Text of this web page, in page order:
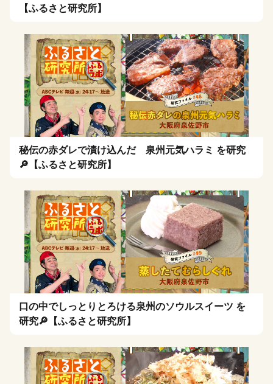
【ふるさと研究所】
秘伝の赤ダレで漬け込んだ 泉州元気ハラミ を研究
🔎【ふるさと研究所】
口の中でしっとりとろける泉州のソウルスイーツ を
研究🔎【ふるさと研究所】